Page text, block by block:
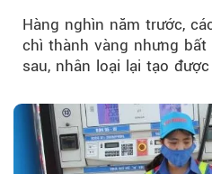
Hàng nghìn năm trước,
chì thành vàng nhưng
sau, nhân loại lại tạo